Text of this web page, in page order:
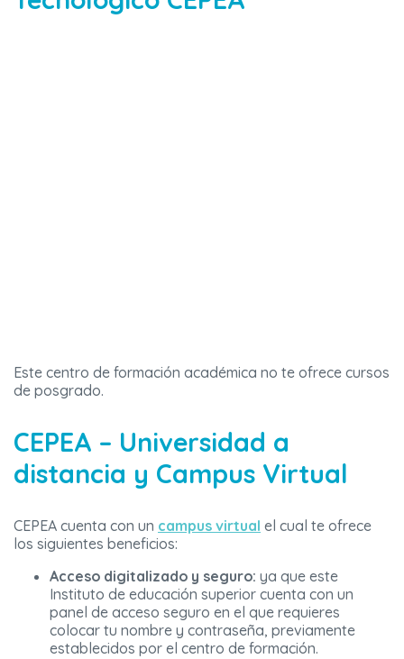
Este centro de formación académica no te ofrece cursos
de posgrado.
CEPEA – Universidad a
distancia y Campus Virtual
CEPEA cuenta con un campus virtual el cual te ofrece
los siguientes beneficios:
Acceso digitalizado y seguro: ya que este
Instituto de educación superior cuenta con un
panel de acceso seguro en el que requieres
colocar tu nombre y contraseña, previamente
establecidos por el centro de formación.